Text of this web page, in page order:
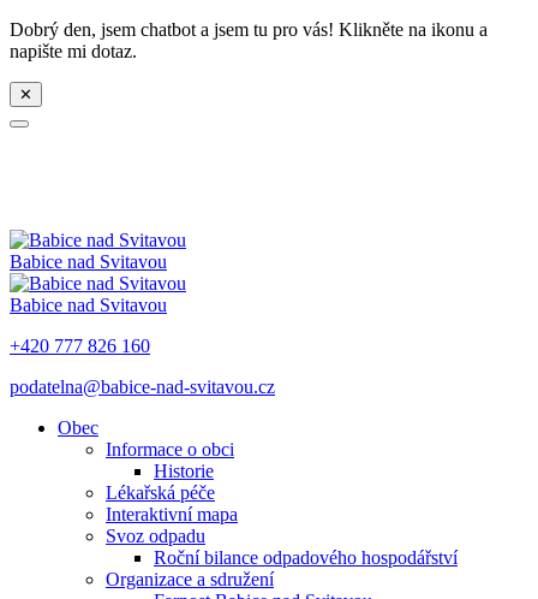
Dobrý den, jsem chatbot a jsem tu pro vás! Klikněte na ikonu a
napište mi dotaz.
✕
Babice nad Svitavou
Babice nad Svitavou
+420 777 826 160
podatelna@babice-nad-svitavou.cz
Obec
Informace o obci
Historie
Lékařská péče
Interaktivní mapa
Svoz odpadu
Roční bilance odpadového hospodářství
Organizace a sdružení